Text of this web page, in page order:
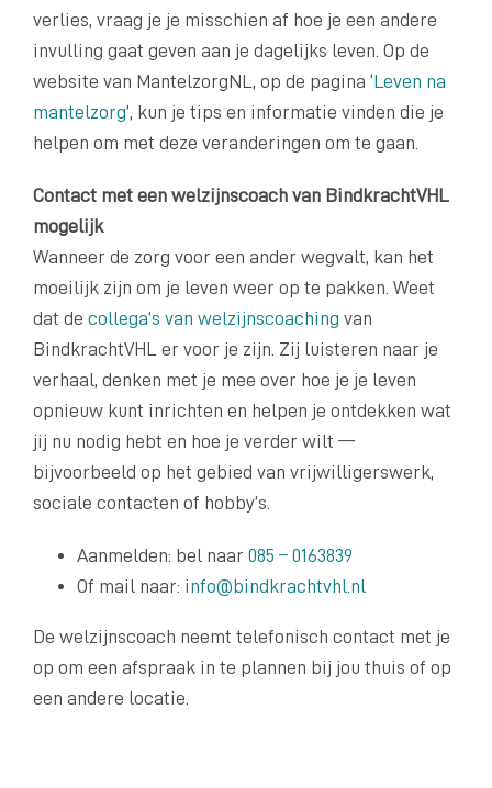
verlies, vraag je je misschien af hoe je een andere
invulling gaat geven aan je dagelijks leven. Op de
website van MantelzorgNL, op de pagina ‘Leven na
mantelzorg’, kun je tips en informatie vinden die je
helpen om met deze veranderingen om te gaan.
Contact met een welzijnscoach van BindkrachtVHL
mogelijk
Wanneer de zorg voor een ander wegvalt, kan het
moeilijk zijn om je leven weer op te pakken. Weet
dat de collega’s van welzijnscoaching van
BindkrachtVHL er voor je zijn. Zij luisteren naar je
verhaal, denken met je mee over hoe je je leven
opnieuw kunt inrichten en helpen je ontdekken wat
jij nu nodig hebt en hoe je verder wilt —
bijvoorbeeld op het gebied van vrijwilligerswerk,
sociale contacten of hobby’s.
Aanmelden: bel naar 085 – 0163839
Of mail naar: info@bindkrachtvhl.nl
De welzijnscoach neemt telefonisch contact met je
op om een afspraak in te plannen bij jou thuis of op
een andere locatie.